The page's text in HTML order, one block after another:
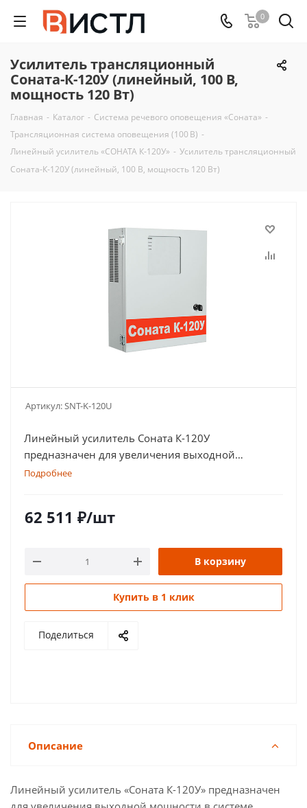
0
Усилитель трансляционный
Соната-К-120У (линейный, 100 В,
мощность 120 Вт)
Главная - Каталог - Система речевого оповещения «Соната» -
Трансляционная система оповещения (100 В) -
Линейный усилитель «СОНАТА К-120У» - Усилитель трансляционный
Соната-К-120У (линейный, 100 В, мощность 120 Вт)
Артикул:SNT-K-120U
Линейный усилитель Соната К-120У
предназначен для увеличения выходной
мощности системы речевого оповещения на базе
Подробнее
62 511 ₽/шт
В корзину
Купить в 1 клик
Поделиться
Описание
Линейный усилитель «Соната К-120У» предназначен